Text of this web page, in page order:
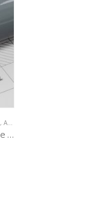
, АВТОВИНИЛ TECKWRAP
Автовинил TeckWrap CG27-S True Nardo Grey